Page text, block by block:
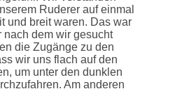
Ruderer auf einmal
und breit waren. Das war
nach dem wir gesucht
die Zugänge zu den
wir uns flach auf den
um unter den dunklen
Am anderen